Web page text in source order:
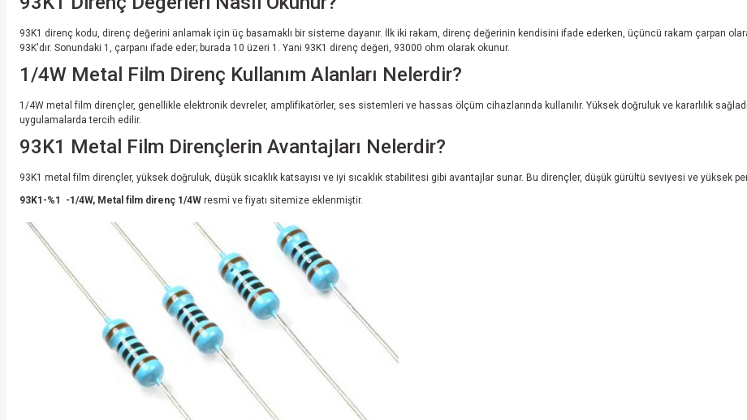
93K1 direnç kodu, direnç değerini anlamak için üç basamaklı bir sisteme dayanır. İlk iki rakam, direnç değerinin kendisini ifade ederken, üçüncü rakam çarpan
93K'dır. Sonundaki 1, çarpanı ifade eder; burada 10 üzeri 1. Yani 93K1 direnç değeri, 93000 ohm olarak okunur.
1/4W Metal Film Direnç Kullanım Alanları Nelerdir?
1/4W metal film dirençler, genellikle elektronik devreler, amplifikatörler, ses sistemleri ve hassas ölçüm cihazlarında kullanılır. Yüksek doğruluk ve kararlılık
uygulamalarda tercih edilir.
93K1 Metal Film Dirençlerin Avantajları Nelerdir?
93K1 metal film dirençler, yüksek doğruluk, düşük sıcaklık katsayısı ve iyi sıcaklık stabilitesi gibi avantajlar sunar. Bu dirençler, düşük gürültü seviyesi ve yüksek
93K1-%1 -1/4W, Metal film direnç 1/4W resmi ve fiyatı sitemize eklenmiştir.